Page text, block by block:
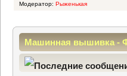
Модератор: Рыженькая
Машинная вышивка -
Информационный